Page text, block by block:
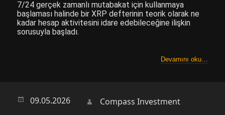
7/24 gerçek zamanlı mutabakat için kullanmaya
başlaması halinde bir XRP defterinin teorik olarak ne
kadar hesap aktivitesini idare edebileceğine ilişkin
sorusuyla başladı.
Devamını oku…
09.05.2026 Автор
Compass Investment